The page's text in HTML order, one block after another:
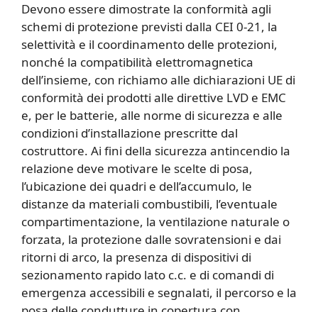
Devono essere dimostrate la conformità agli
schemi di protezione previsti dalla CEI 0-21, la
selettività e il coordinamento delle protezioni,
nonché la compatibilità elettromagnetica
dell’insieme, con richiamo alle dichiarazioni UE di
conformità dei prodotti alle direttive LVD e EMC
e, per le batterie, alle norme di sicurezza e alle
condizioni d’installazione prescritte dal
costruttore. Ai fini della sicurezza antincendio la
relazione deve motivare le scelte di posa,
l’ubicazione dei quadri e dell’accumulo, le
distanze da materiali combustibili, l’eventuale
compartimentazione, la ventilazione naturale o
forzata, la protezione dalle sovratensioni e dai
ritorni di arco, la presenza di dispositivi di
sezionamento rapido lato c.c. e di comandi di
emergenza accessibili e segnalati, il percorso e la